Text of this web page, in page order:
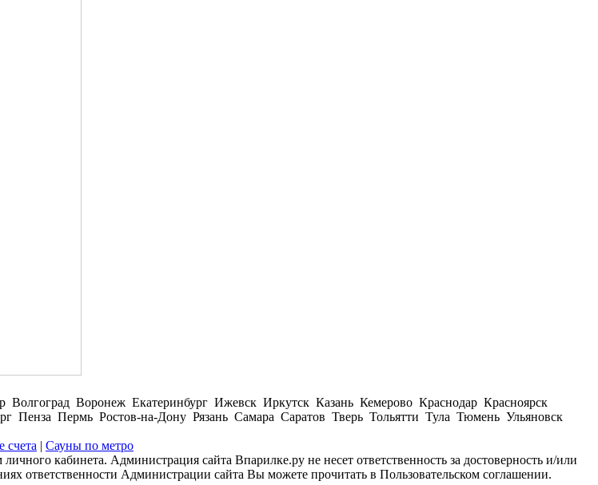
Волгоград Воронеж Екатеринбург Ижевск Иркутск Казань Кемерово Краснодар Красноярск
Пермь Ростов-на-Дону Рязань Самара Саратов Тверь Тольятти Тула Тюмень Ульяновск
счета | Сауны по метро
кабинета. Администрация сайта Впарилке.ру не несет ответственность за достоверность и/или
ответственности Администрации сайта Вы можете прочитать в Пользовательском соглашении.